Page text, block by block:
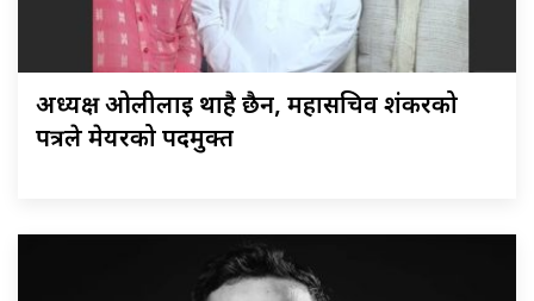
अध्यक्ष ओलीलाई थाहै छैन, महासचिव शंकरको
पत्रले मेयरको पदमुक्त